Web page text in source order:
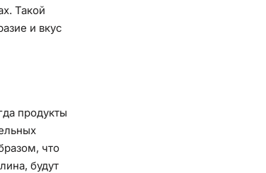
Такой
и вкус
продукты
что
будут